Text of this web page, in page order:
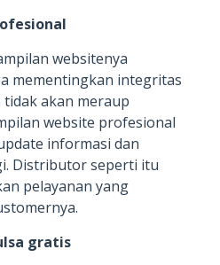
websitenya
mementingkan integritas
akan meraup
website profesional
informasi dan
Distributor seperti itu
pelayanan yang
gratis